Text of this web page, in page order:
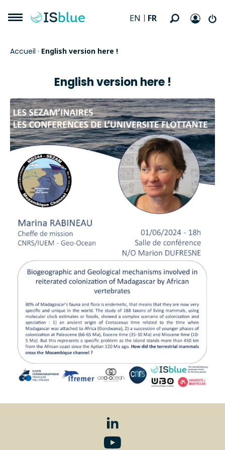
EN FR
Accueil · English version here !
English version here !